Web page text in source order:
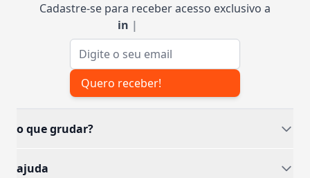
Cadastre-se para receber acesso exclusivo a
ins
Endereço de e-mail
Quero receber!
o que grudar?
ajuda